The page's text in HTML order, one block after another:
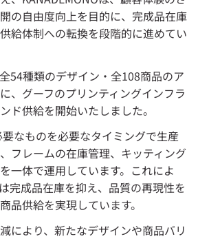
の自由度向上を目的に、完成品在庫
給体制への転換を段階的に進めてい
54種類のデザイン・全108商品のア
、グーフのプリンティングインフラ
ド供給を開始いたしました。
なものを必要なタイミングで生産
フレームの在庫管理、キッティング
一体で運用しています。これによ
完成品在庫を抑え、品質の再現性を
品供給を実現しています。
により、新たなデザインや商品バリ